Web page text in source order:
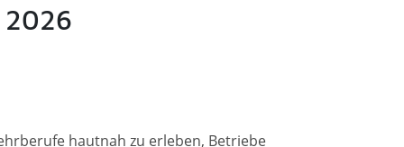
2026
hautnah zu erleben, Betriebe